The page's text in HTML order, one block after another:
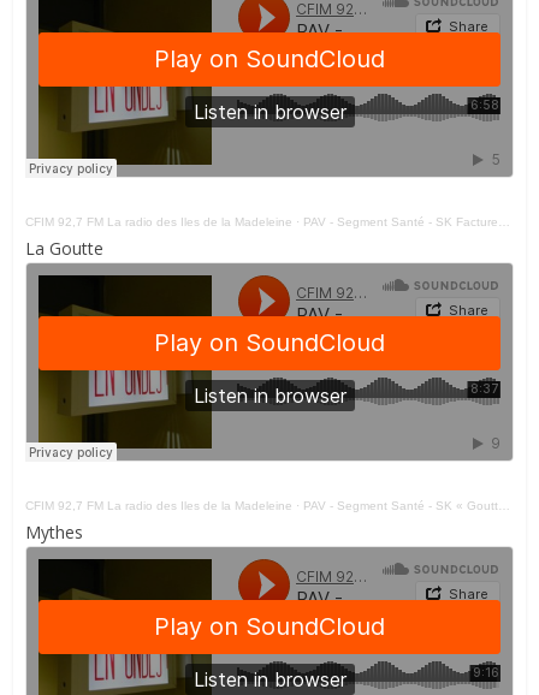
CFIM 92,7 FM La radio des Iles de la Madeleine · PAV - Segment Santé - SK Facture Pharmacie 220321
La Goutte
CFIM 92,7 FM La radio des Iles de la Madeleine · PAV - Segment Santé - SK « Goutte » 150321
Mythes